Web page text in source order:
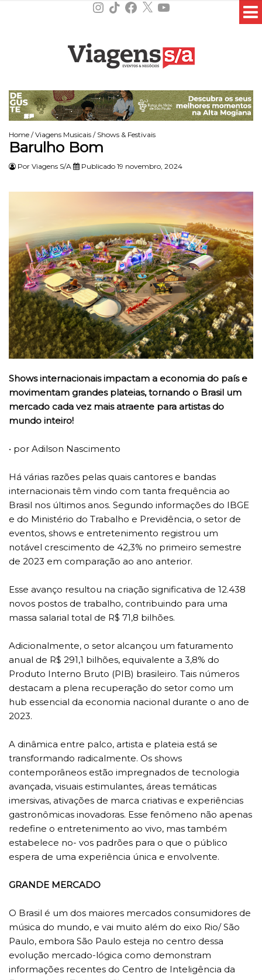
Instagram
TikTokFacebook
X YouTube
Home /Viagens Musicais / Shows & Festivais
Barulho Bom
Por Viagens S/A Publicado 19 novembro, 2024
Shows internacionais impactam a economia do país e
movimentam grandes plateias, tornando o Brasil um
mercado cada vez mais atraente para artistas do
mundo inteiro!
• por Adilson Nascimento
Há várias razões pelas quais cantores e bandas
internacionais têm vindo com tanta frequência ao
Brasil nos últimos anos. Segundo informações do IBGE
e do Ministério do Trabalho e Previdência, o setor de
eventos, shows e entretenimento registrou um
notável crescimento de 42,3% no primeiro semestre
de 2023 em comparação ao ano anterior.
Esse avanço resultou na criação significativa de 12.438
novos postos de trabalho, contribuindo para uma
massa salarial total de R$ 71,8 bilhões.
Adicionalmente, o setor alcançou um faturamento
anual de R$ 291,1 bilhões, equivalente a 3,8% do
Produto Interno Bruto (PIB) brasileiro. Tais números
destacam a plena recuperação do setor como um
hub essencial da economia nacional durante o ano de
2023.
A dinâmica entre palco, artista e plateia está se
transformando radicalmente. Os shows
contemporâneos estão impregnados de tecnologia
avançada, visuais estimulantes, áreas temáticas
imersivas, ativações de marca criativas e experiências
gastronômicas inovadoras. Esse fenômeno não apenas
redefine o entretenimento ao vivo, mas também
estabelece no- vos padrões para o que o público
espera de uma experiência única e envolvente.
GRANDE MERCADO
O Brasil é um dos maiores mercados consumidores de
música do mundo, e vai muito além do eixo Rio/ São
Paulo, embora São Paulo esteja no centro dessa
evolução mercado-lógica como demonstram
informações recentes do Centro de Inteligência da